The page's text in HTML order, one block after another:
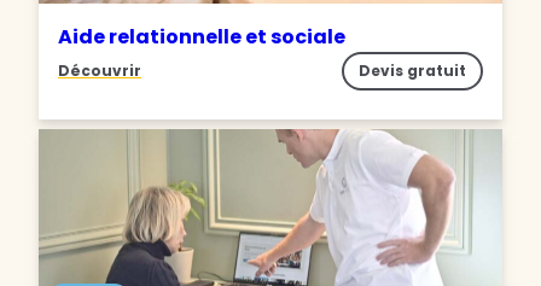
Aide relationnelle et sociale
Découvrir Devis gratuit